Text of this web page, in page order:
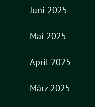
Juni 2025
Mai 2025
April 2025
März 2025